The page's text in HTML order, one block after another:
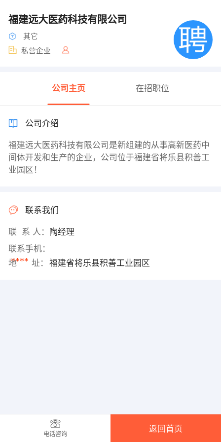
福建远大医药科技有限公司
其它
私营企业
公司主页 在招职位
公司介绍
福建远大医药科技有限公司是新组建的从事高新医药中
间体开发和生产的企业，公司位于福建省将乐县积善工
业园区！
联系我们
联 系 人：
陶经理
联系手机：
****
地 址： 福建省将乐县积善工业园区
电话咨询
返回首页